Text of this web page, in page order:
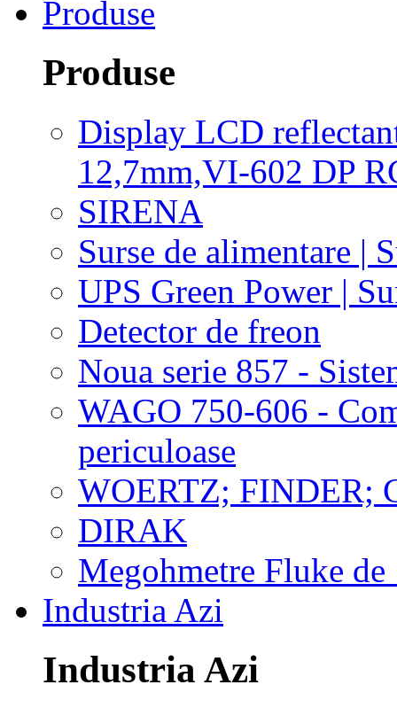
Produse
Produse
Display LCD
12,7mm,VI-602 DP
SIRENA
Surse de alimentare |
UPS Green Power |
Detector de freon
Noua serie 857 -
WAGO 750-606 -
periculoase
WOERTZ; FINDER;
DIRAK
Megohmetre Fluke
Industria Azi
Industria Azi